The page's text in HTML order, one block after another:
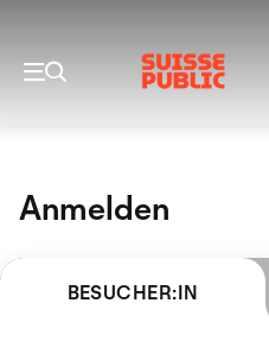
Anmelden
BESUCHER:IN